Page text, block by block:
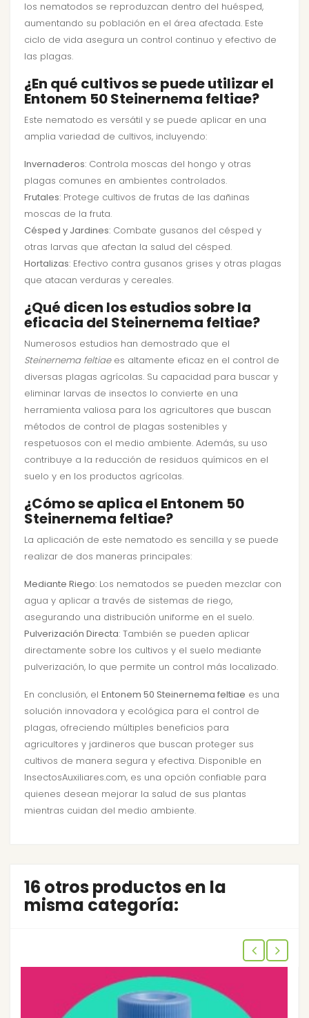
los nematodos se reproduzcan dentro del huésped,
aumentando su población en el área afectada. Este
ciclo de vida asegura un control continuo y efectivo de
las plagas.
¿En qué cultivos se puede utilizar el
Entonem 50 Steinernema feltiae?
Este nematodo es versátil y se puede aplicar en una
amplia variedad de cultivos, incluyendo:
Invernaderos: Controla moscas del hongo y otras
plagas comunes en ambientes controlados.
Frutales: Protege cultivos de frutas de las dañinas
moscas de la fruta.
Césped y Jardines: Combate gusanos del césped y
otras larvas que afectan la salud del césped.
Hortalizas: Efectivo contra gusanos grises y otras plagas
que atacan verduras y cereales.
¿Qué dicen los estudios sobre la
eficacia del Steinernema feltiae?
Numerosos estudios han demostrado que el
Steinernema feltiaees altamente eficaz en el control de
diversas plagas agrícolas. Su capacidad para buscar y
eliminar larvas de insectos lo convierte en una
herramienta valiosa para los agricultores que buscan
métodos de control de plagas sostenibles y
respetuosos con el medio ambiente. Además, su uso
contribuye a la reducción de residuos químicos en el
suelo y en los productos agrícolas.
¿Cómo se aplica el Entonem 50
Steinernema feltiae?
La aplicación de este nematodo es sencilla y se puede
realizar de dos maneras principales:
Mediante Riego: Los nematodos se pueden mezclar con
agua y aplicar a través de sistemas de riego,
asegurando una distribución uniforme en el suelo.
Pulverización Directa: También se pueden aplicar
directamente sobre los cultivos y el suelo mediante
pulverización, lo que permite un control más localizado.
En conclusión, el Entonem 50 Steinernema feltiae es una
solución innovadora y ecológica para el control de
plagas, ofreciendo múltiples beneficios para
agricultores y jardineros que buscan proteger sus
cultivos de manera segura y efectiva. Disponible en
InsectosAuxiliares.com, es una opción confiable para
quienes desean mejorar la salud de sus plantas
mientras cuidan del medio ambiente.
16 otros productos en la
misma categoría: